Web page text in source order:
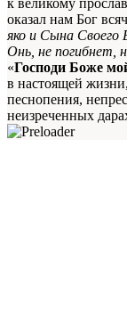
к великому
оказал нам Бог
яко и Сына Своего
Онь, не погибнет,
«Господи Боже
в настоящей
песнопения,
неизреченных